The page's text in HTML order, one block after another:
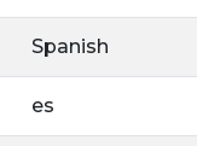
Spanish
es